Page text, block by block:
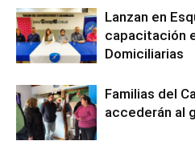
Lanzan en
capacitación
Domiciliarias
Familias del
accederán al